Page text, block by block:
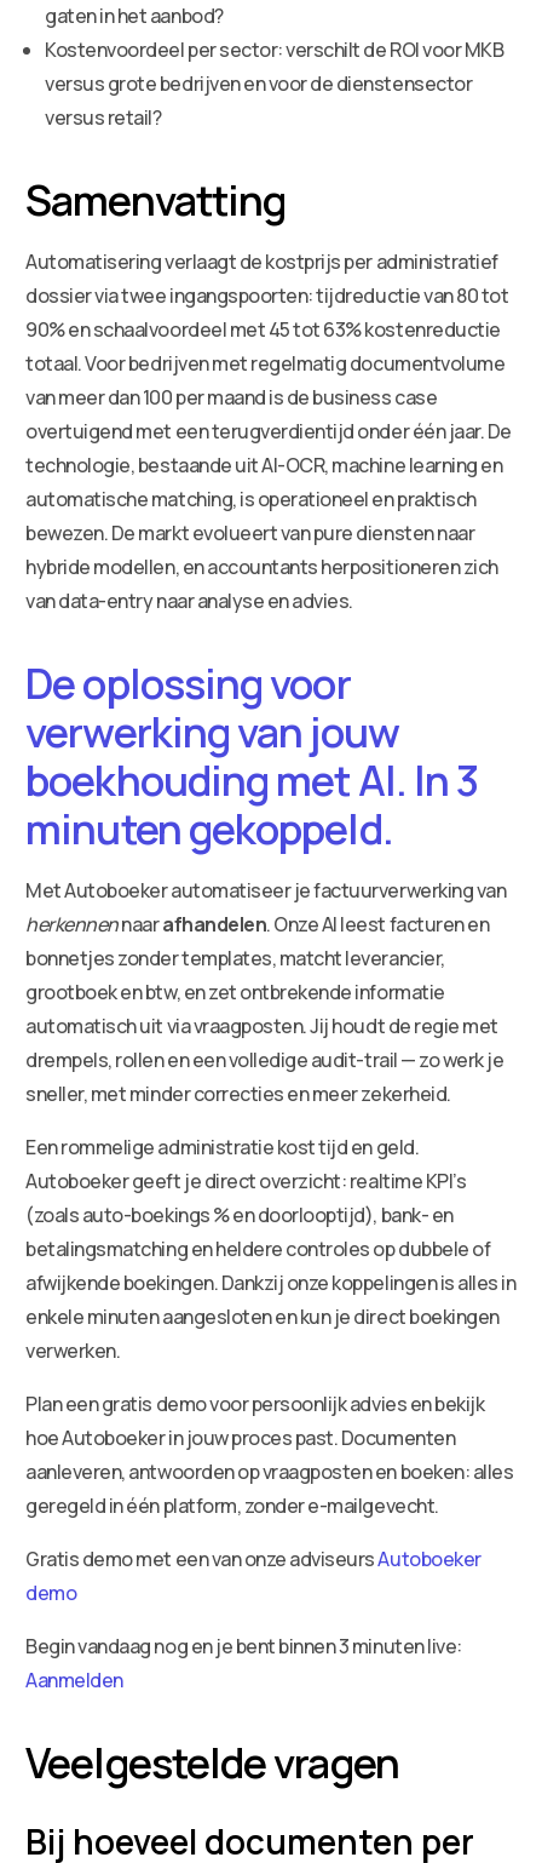
gaten in het aanbod?
Kostenvoordeel per sector: verschilt de ROI voor MKB
versus grote bedrijven en voor de dienstensector
versus retail?
Samenvatting
Automatisering verlaagt de kostprijs per administratief
dossier via twee ingangspoorten: tijdreductie van 80 tot
90% en schaalvoordeel met 45 tot 63% kostenreductie
totaal. Voor bedrijven met regelmatig documentvolume
van meer dan 100 per maand is de business case
overtuigend met een terugverdientijd onder één jaar. De
technologie, bestaande uit AI-OCR, machine learning en
automatische matching, is operationeel en praktisch
bewezen. De markt evolueert van pure diensten naar
hybride modellen, en accountants herpositioneren zich
van data-entry naar analyse en advies.
De oplossing voor
verwerking van jouw
boekhouding met AI. In 3
minuten gekoppeld.
Met Autoboeker automatiseer je factuurverwerking van
herkennennaarafhandelen. Onze AI leest facturen en
bonnetjes zonder templates, matcht leverancier,
grootboek en btw, en zet ontbrekende informatie
automatisch uit via vraagposten. Jij houdt de regie met
drempels, rollen en een volledige audit-trail — zo werk je
sneller, met minder correcties en meer zekerheid.
Een rommelige administratie kost tijd en geld.
Autoboeker geeft je direct overzicht: realtime KPI’s
(zoals auto-boekings % en doorlooptijd), bank- en
betalingsmatching en heldere controles op dubbele of
afwijkende boekingen. Dankzij onze koppelingen is alles in
enkele minuten aangesloten en kun je direct boekingen
verwerken.
Plan een gratis demo voor persoonlijk advies en bekijk
hoe Autoboeker in jouw proces past. Documenten
aanleveren, antwoorden op vraagposten en boeken: alles
geregeld in één platform, zonder e-mailgevecht.
Gratis demo met een van onze adviseursAutoboeker
demo
Begin vandaag nog en je bent binnen 3 minuten live:
Aanmelden
Veelgestelde vragen
Bij hoeveel documenten per